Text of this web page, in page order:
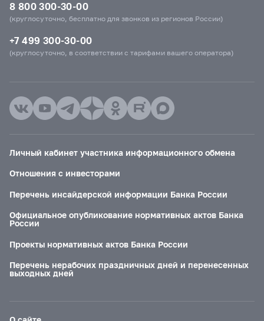
8 800 300-30-00
(круглосуточно, бесплатно для звонков из регионов России)
+7 499 300-30-00
(круглосуточно, в соответствии с тарифами вашего оператора)
Личный кабинет участника информационного обмена
Отношения с инвесторами
Перечень инсайдерской информации Банка России
Официальное опубликование нормативных актов Банка
России
Проекты нормативных актов Банка России
Перечень нерабочих праздничных дней и перенесенных
выходных дней